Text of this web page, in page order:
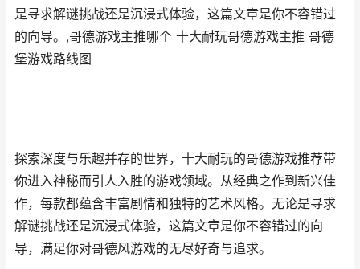
是寻求解谜挑战还是沉浸式体验，这篇文章是你不容错过
的向导。,哥德游戏主推哪个 十大耐玩哥德游戏主推 哥德
堡游戏路线图
探索深度与乐趣并存的世界，十大耐玩的哥德游戏推荐带
你进入神秘而引人入胜的游戏领域。从经典之作到新兴佳
作，每款都蕴含丰富剧情和独特的艺术风格。无论是寻求
解谜挑战还是沉浸式体验，这篇文章是你不容错过的向
导，满足你对哥德风游戏的无尽好奇与追求。